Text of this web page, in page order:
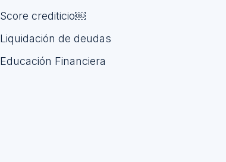
Score crediticio￼
Liquidación de deudas
Educación Financiera